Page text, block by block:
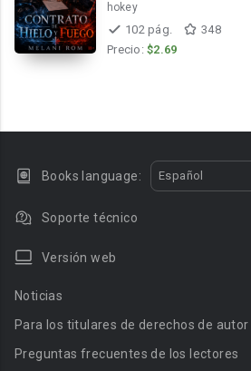
hokey
102 pág.
348
Precio: $2.69
Books language: Español
Soporte técnico
Versión web
Noticias
Para los titulares de derechos de autor
Preguntas frecuentes de los lectores